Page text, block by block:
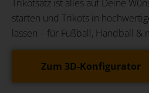
Trikotsatz ist alles auf Deine
starten und Trikots in
lassen – für Fußball, Handball &
Zum 3D-Konfigurator